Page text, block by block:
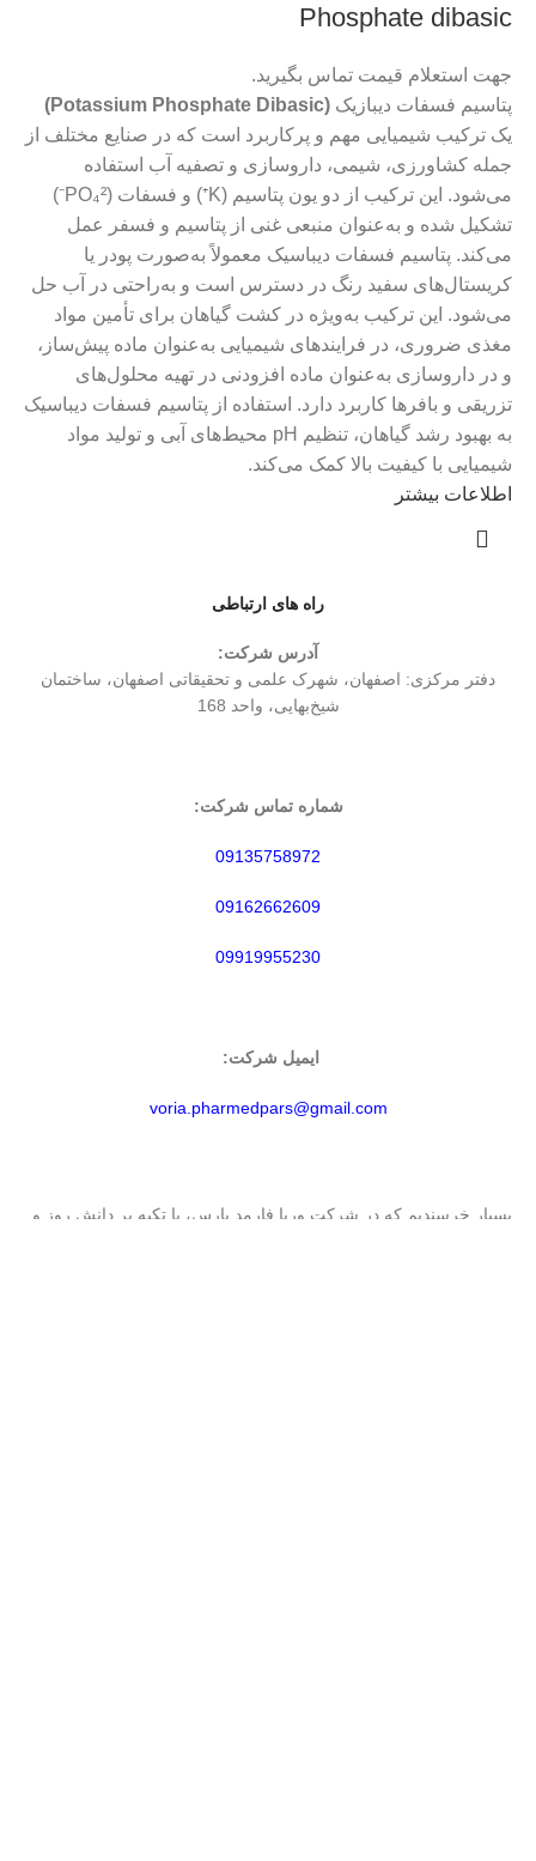
Phosphate dibasic
جهت استعلام قیمت تماس بگیرید.
پتاسیم فسفات دیبازیک (Potassium Phosphate Dibasic)
یک ترکیب شیمیایی مهم و پرکاربرد است که در صنایع مختلف از
جمله کشاورزی، شیمی، داروسازی و تصفیه آب استفاده
می‌شود. این ترکیب از دو یون پتاسیم (K⁺) و فسفات (PO₄²⁻)
تشکیل شده و به‌عنوان منبعی غنی از پتاسیم و فسفر عمل
می‌کند. پتاسیم فسفات دیباسیک معمولاً به‌صورت پودر یا
کریستال‌های سفید رنگ در دسترس است و به‌راحتی در آب حل
می‌شود. این ترکیب به‌ویژه در کشت گیاهان برای تأمین مواد
مغذی ضروری، در فرایندهای شیمیایی به‌عنوان ماده پیش‌ساز،
و در داروسازی به‌عنوان ماده افزودنی در تهیه محلول‌های
تزریقی و بافرها کاربرد دارد. استفاده از پتاسیم فسفات دیباسیک
به بهبود رشد گیاهان، تنظیم pH محیط‌های آبی و تولید مواد
شیمیایی با کیفیت بالا کمک می‌کند.
اطلاعات بیشتر
راه های ارتباطی
آدرس شرکت:
دفتر مركزی: اصفهان، شهرک علمی و تحقیقاتی اصفهان، ساختمان
شیخ‌بهایی، واحد 168
شماره تماس شرکت:
09135758972
09162662609
09919955230
ایمیل شرکت:
voria.pharmedpars@gmail.com
بسیار خرسندیم که در شرکت وریا فارمد پارس، با تکیه بر دانش روز و